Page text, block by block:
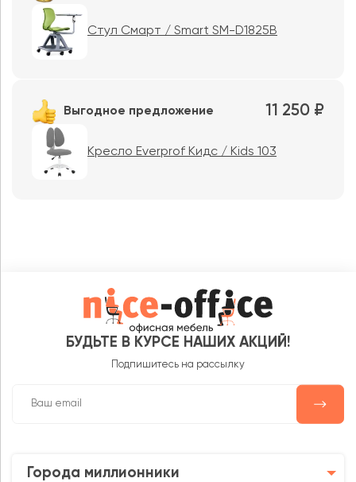
Стул Смарт / Smart SM-D1825B
Выгодное предложение 11 250 ₽
Кресло Everprof Кидс / Kids 103
БУДЬТЕ В КУРСЕ НАШИХ АКЦИЙ!
Подпишитесь на рассылку
Города миллионники